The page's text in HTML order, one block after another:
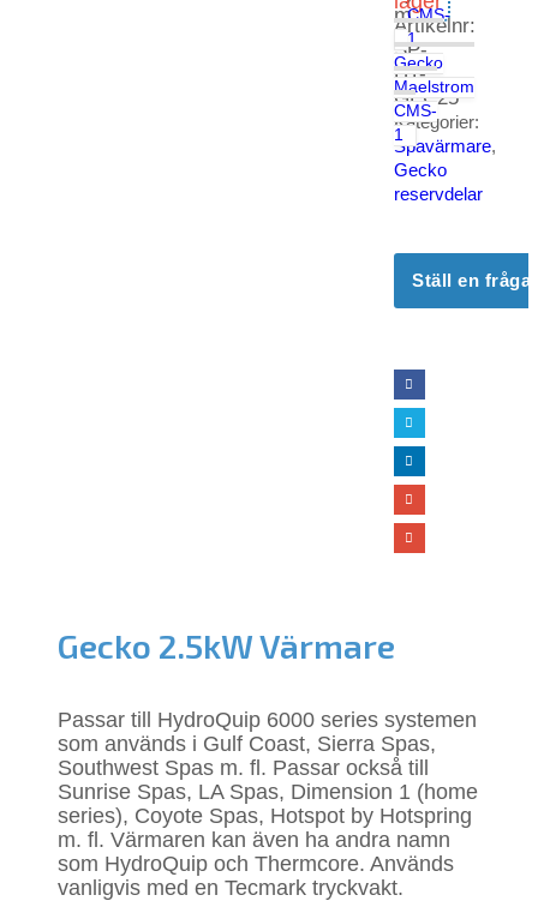
Gecko
Maelstrom
CMS-
1
m.
fl.
Artikelnr:
SP-
HT-
GEC25
Kategorier:
Spavärmare,
Gecko
reservdelar
Ställ en fråga
Gecko 2.5kW Värmare
Passar till HydroQuip 6000 series systemen
som används i Gulf Coast, Sierra Spas,
Southwest Spas m. fl. Passar också till
Sunrise Spas, LA Spas, Dimension 1 (home
series), Coyote Spas, Hotspot by Hotspring
m. fl. Värmaren kan även ha andra namn
som HydroQuip och Thermcore. Används
vanligvis med en Tecmark tryckvakt.